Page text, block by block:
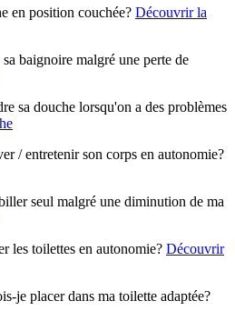
en position couchée? Découvrir la
baignoire malgré une perte de
sa douche lorsqu'on a des problèmes
/ entretenir son corps en autonomie?
seul malgré une diminution de ma
les toilettes en autonomie? Découvrir
je placer dans ma toilette adaptée?